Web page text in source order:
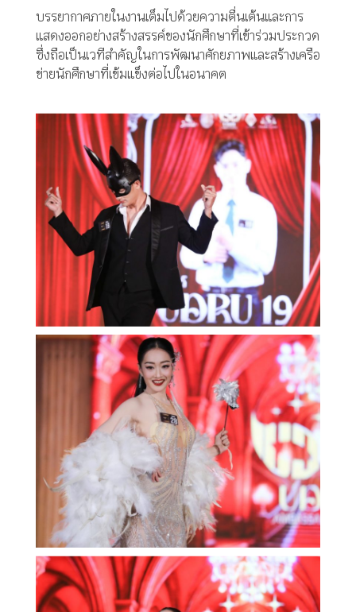
บรรยากาศภายในงานเต็มไปด้วยความตื่นเต้นและการ
แสดงออกอย่างสร้างสรรค์ของนักศึกษาที่เข้าร่วมประกวด
ซึ่งถือเป็นเวทีสำคัญในการพัฒนาศักยภาพและสร้างเครือ
ข่ายนักศึกษาที่เข้มแข็งต่อไปในอนาคต